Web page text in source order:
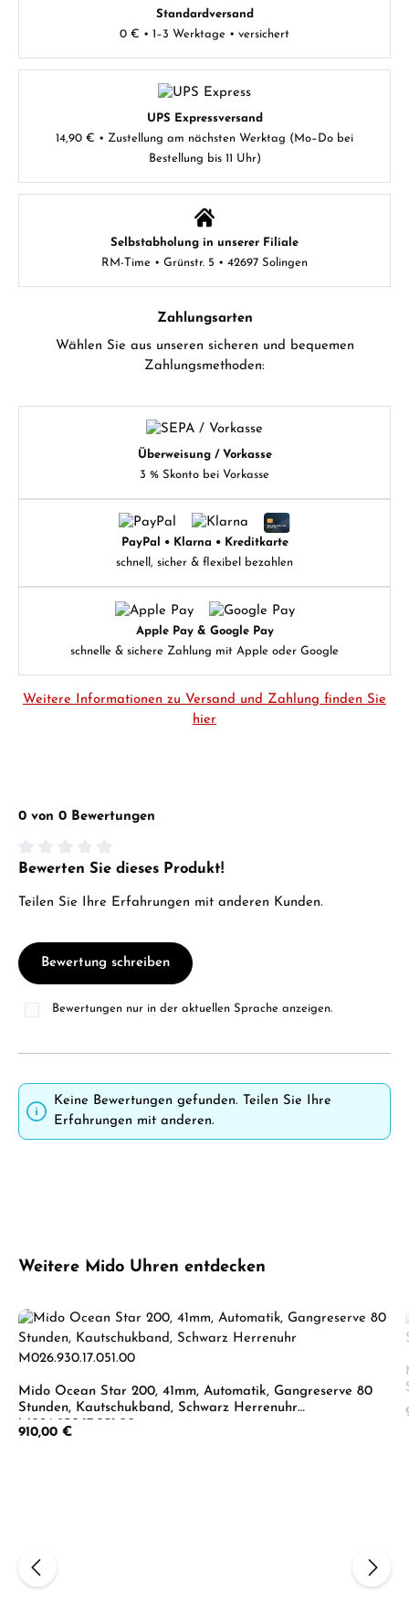
Standardversand
0 € • 1–3 Werktage • versichert
UPS Expressversand
14,90 € • Zustellung am nächsten Werktag (Mo–Do bei
Bestellung bis 11 Uhr)
Selbstabholung in unserer Filiale
RM-Time • Grünstr. 5 • 42697 Solingen
Zahlungsarten
Wählen Sie aus unseren sicheren und bequemen
Zahlungsmethoden:
Überweisung / Vorkasse
3 % Skonto bei Vorkasse
PayPal • Klarna • Kreditkarte
schnell, sicher & flexibel bezahlen
Apple Pay & Google Pay
schnelle & sichere Zahlung mit Apple oder Google
Weitere Informationen zu Versand und Zahlung finden Sie
hier
0 von 0 Bewertungen
Durchschnittliche Bewertung von 0 von 5 Sternen
Bewerten Sie dieses Produkt!
Teilen Sie Ihre Erfahrungen mit anderen Kunden.
Bewertung schreiben
Bewertungen nur in der aktuellen Sprache anzeigen.
Keine Bewertungen gefunden. Teilen Sie Ihre
Erfahrungen mit anderen.
Produktgalerie überspringen
Weitere Mido Uhren entdecken
Mido Ocean Star 200, 41mm, Automatik, Gangreserve 80
Stunden, Kautschukband, Schwarz Herrenuhr
M026.930.17.051.00
Regulärer Preis:
910,00 €